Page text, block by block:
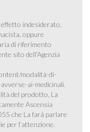
indesiderato,
oppure
di riferimento
sito dell’Agenzia
modalità-di-
ai-medicinali.
del prodotto, La
Ascensia
che La farà parlare
per l’attenzione.